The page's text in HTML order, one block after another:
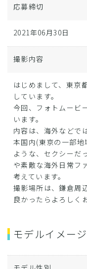
応募締切
2021年06月30日
撮影内容
はじめまして、東京
しています。
今回、フォトムービ
います。
内容は、海外などで
本国内(東京の一部
ような、セクシーだ
や素敵な海外日常フ
考えています。
撮影場所は、鎌倉周
良かったらよろしく
モデルイメージ